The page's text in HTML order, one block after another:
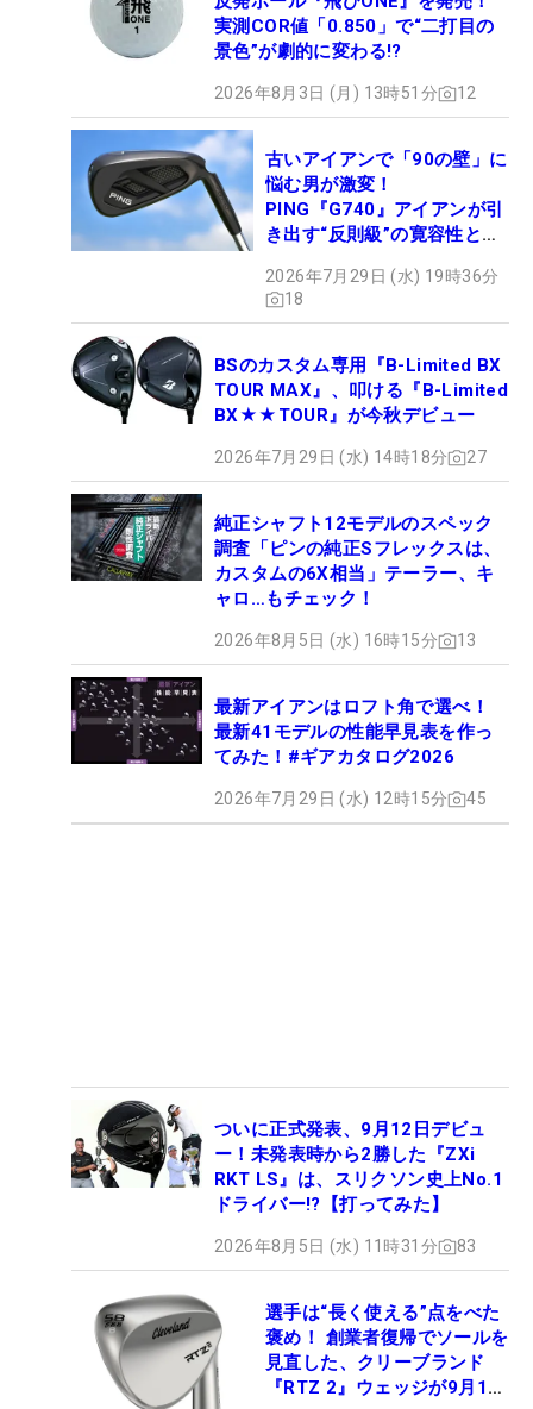
実測COR値「0.850」で“二打目の
景色”が劇的に変わる!?
2026年8月3日 (月) 13時51分 12
古いアイアンで「90の壁」に
悩む男が激変！
PING『G740』アイアンが引
き出す“反則級”の寛容性と飛
2026年7月29日 (水) 19時36分
18
BSのカスタム専用『B-Limited BX
TOUR MAX』、叩ける『B-Limited
BX★★TOUR』が今秋デビュー
2026年7月29日 (水) 14時18分 27
純正シャフト12モデルのスペック
調査「ピンの純正Sフレックスは、
カスタムの6X相当」テーラー、キ
ャロ…もチェック！
2026年8月5日 (水) 16時15分 13
最新アイアンはロフト角で選べ！
最新41モデルの性能早見表を作っ
てみた！#ギアカタログ2026
2026年7月29日 (水) 12時15分 45
ついに正式発表、9月12日デビュ
ー！未発表時から2勝した『ZXi
RKT LS』は、スリクソン史上No.1
ドライバー!?【打ってみた】
2026年8月5日 (水) 11時31分 83
選手は“長く使える”点をべた
褒め！ 創業者復帰でソールを
見直した、クリーブランド
『RTZ 2』ウェッジが9月12